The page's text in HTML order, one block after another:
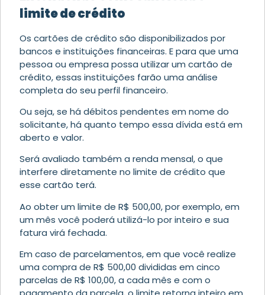
limite de crédito
Os cartões de crédito são disponibilizados por
bancos e instituições financeiras. E para que uma
pessoa ou empresa possa utilizar um cartão de
crédito, essas instituições farão uma análise
completa do seu perfil financeiro.
Ou seja, se há débitos pendentes em nome do
solicitante, há quanto tempo essa dívida está em
aberto e valor.
Será avaliado também a renda mensal, o que
interfere diretamente no limite de crédito que
esse cartão terá.
Ao obter um limite de R$ 500,00, por exemplo, em
um mês você poderá utilizá-lo por inteiro e sua
fatura virá fechada.
Em caso de parcelamentos, em que você realize
uma compra de R$ 500,00 divididas em cinco
parcelas de R$ 100,00, a cada mês e com o